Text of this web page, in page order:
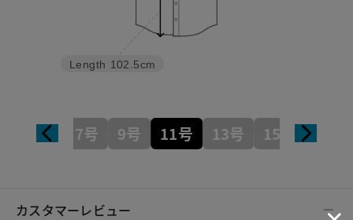
Length 102.5cm
7号 9号 11号 13号 15号
カスタマーレビュー